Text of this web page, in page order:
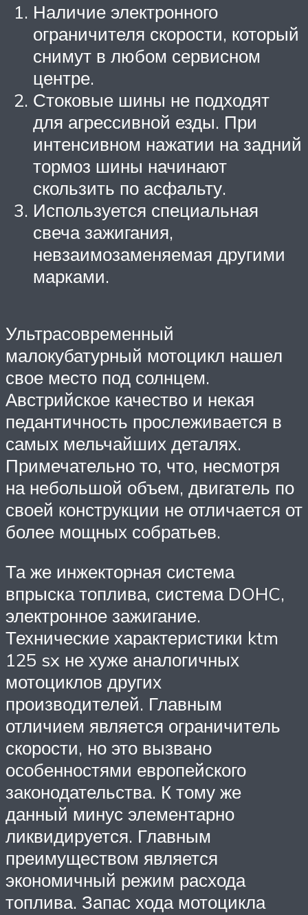
Наличие электронного
ограничителя скорости, который
снимут в любом сервисном
центре.
Стоковые шины не подходят
для агрессивной езды. При
интенсивном нажатии на задний
тормоз шины начинают
скользить по асфальту.
Используется специальная
свеча зажигания,
невзаимозаменяемая другими
марками.
Ультрасовременный
малокубатурный мотоцикл нашел
свое место под солнцем.
Австрийское качество и некая
педантичность прослеживается в
самых мельчайших деталях.
Примечательно то, что, несмотря
на небольшой объем, двигатель по
своей конструкции не отличается от
более мощных собратьев.
Та же инжекторная система
впрыска топлива, система DOHC,
электронное зажигание.
Технические характеристики ktm
125 sx не хуже аналогичных
мотоциклов других
производителей. Главным
отличием является ограничитель
скорости, но это вызвано
особенностями европейского
законодательства. К тому же
данный минус элементарно
ликвидируется. Главным
преимуществом является
экономичный режим расхода
топлива. Запас хода мотоцикла